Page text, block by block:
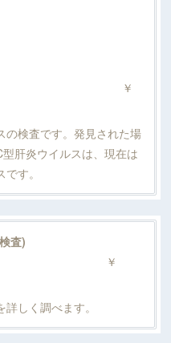
炎
検査です。発見された場
肝炎ウイルスは、現在は
す。
査)
しく調べます。